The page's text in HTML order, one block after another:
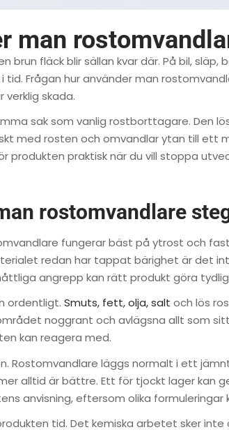
man
brun fläck blir sällan kvar där. På bil,
Frågan hur använder man
skada.
sak som vanlig rostborttagare. Den
med rosten och omvandlar ytan till ett
produkten praktisk när du vill stoppa
rostomvandlare
fungerar bäst på ytrost och
redan har tappat bärighet är det
angrepp kan rätt produkt göra tydlig
ordentligt. Smuts, fett, olja, salt och lös
noggrant och avlägsna allt som
kan reagera med.
Rostomvandlare läggs normalt i ett
alltid är bättre. Ett för tjockt lager kan
anvisning, eftersom olika formuleringar
tid. Det kemiska arbetet sker